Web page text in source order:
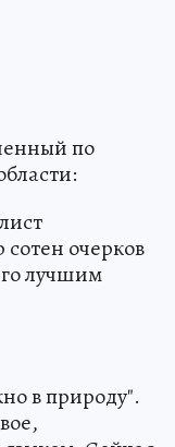
по
очерков
лучшим
в природу".